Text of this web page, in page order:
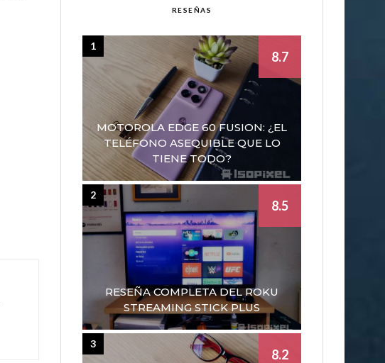
RESEÑAS
MOTOROLA EDGE 60 FUSION: ¿EL
TELÉFONO ASEQUIBLE QUE LO
TIENE TODO?
8.7
1
RESEÑA COMPLETA DEL ROKU
STREAMING STICK PLUS
8.5
2
8.2
3